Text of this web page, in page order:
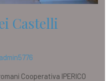
Castelli
admin5776
Cooperativa IPERICO